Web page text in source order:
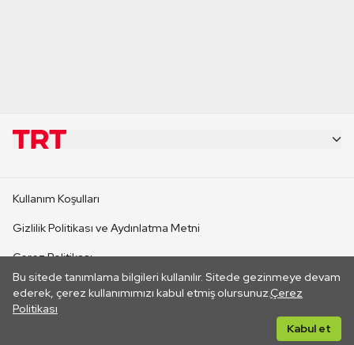
Bu sitede tanımlama bilgileri kullanılır. Sitede gezinmeye devam
ederek, çerez kullanımımızı kabul etmiş olursunuz.Çerez
Politikası
Kabul et
CANLI YAYINLAR
Kullanım Koşulları
Gizlilik Politikası ve Aydınlatma Metni
Çerez Politikası
İletişim
Her hakkı saklıdır. ©2026 TRT. Bağlantı yoluyla gidilen dış